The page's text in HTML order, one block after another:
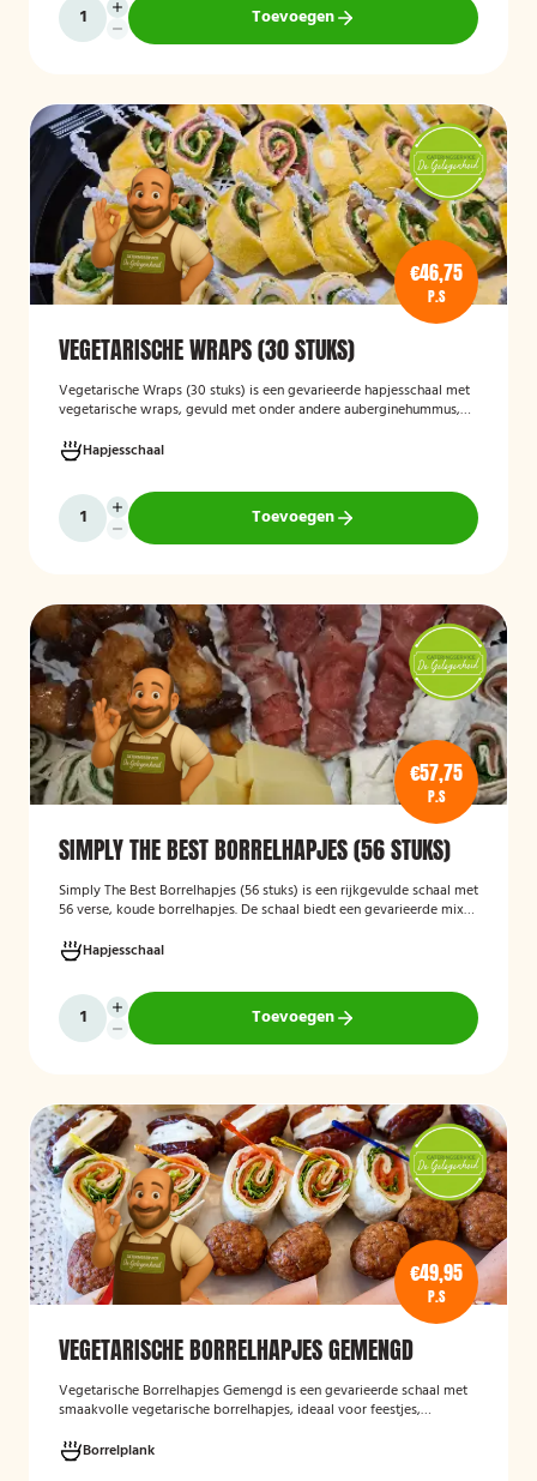
Toevoegen
€46,75
P.S
VEGETARISCHE WRAPS (30 STUKS)
Vegetarische Wraps (30 stuks) is een gevarieerde hapjesschaal met
vegetarische wraps, gevuld met onder andere auberginehummus,
smaakvolle en kleurrijke keuze voor borrels, feesten of zakelijke
bijeenkomsten, geschikt voor gasten die vegetarisch eten.
Hapjesschaal
Toevoegen
€57,75
P.S
SIMPLY THE BEST BORRELHAPJES (56 STUKS)
Simply The Best Borrelhapjes (56 stuks) is een rijkgevulde schaal met
56 verse, koude borrelhapjes. De schaal biedt een gevarieerde mix
recepties en andere bijeenkomsten. De hapjes worden kant-en-klaar
geleverd, zodat u zonder voorbereiding uw gasten kunt trakteren op
een smakelijke en verzorgde borrelplank.
Hapjesschaal
Toevoegen
€49,95
P.S
VEGETARISCHE BORRELHAPJES GEMENGD
Vegetarische Borrelhapjes Gemengd is een gevarieerde schaal met
smaakvolle vegetarische borrelhapjes, ideaal voor feestjes,
feestelijke mix van vegetarische lekkernijen die geschikt zijn voor
zowel vegetariërs als andere gasten.
Borrelplank